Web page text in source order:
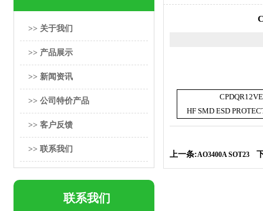
>> 关于我们
>> 产品展示
>> 新闻资讯
>> 公司特价产品
>> 客户反馈
>> 联系我们
联系我们
HF SMD ESD
上一条:AO3400A SOT23下